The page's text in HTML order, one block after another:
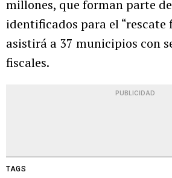
millones, que forman parte
identificados para el “rescate
asistirá a 37 municipios con
fiscales.
PUBLICIDAD
TAGS